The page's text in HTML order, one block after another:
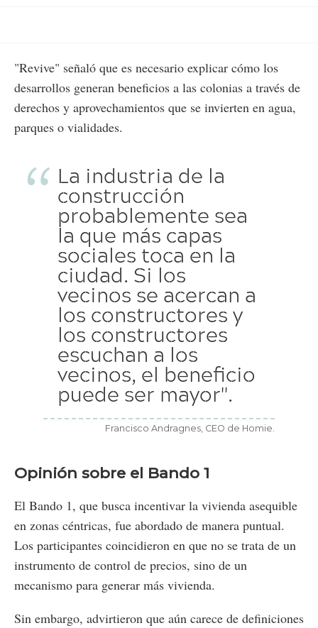
"Revive" señaló que es necesario explicar cómo los
desarrollos generan beneficios a las colonias a través de
derechos y aprovechamientos que se invierten en agua,
parques o vialidades.
La industria de la
construcción
probablemente sea
la que más capas
sociales toca en la
ciudad. Si los
vecinos se acercan a
los constructores y
los constructores
escuchan a los
vecinos, el beneficio
puede ser mayor".
Francisco Andragnes, CEO de Homie.
Opinión sobre el Bando 1
El Bando 1, que busca incentivar la vivienda asequible
en zonas céntricas, fue abordado de manera puntual.
Los participantes coincidieron en que no se trata de un
instrumento de control de precios, sino de un
mecanismo para generar más vivienda.
Sin embargo, advirtieron que aún carece de definiciones